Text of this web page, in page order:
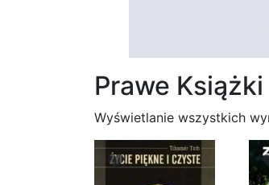
Prawe Książki
Wyświetlanie wszystkich